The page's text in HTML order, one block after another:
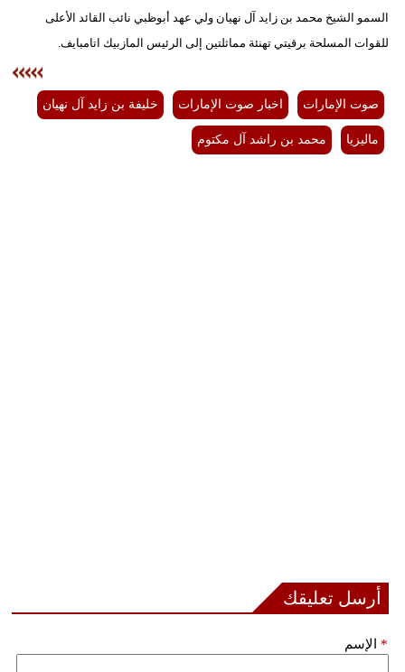
السمو الشيخ محمد بن زايد آل نهيان ولي عهد أبوظبي نائب القائد الأعلى
للقوات المسلحة برقيتي تهنئة مماثلتين إلى الرئيس المازبيك اتامبايف.
صوت الإمارات اخبار صوت الإمارات خليفة بن زايد آل نهيان
ماليزيا محمد بن راشد آل مكتوم
أرسل تعليقك
الإسم *